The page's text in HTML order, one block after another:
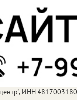
ИНН 4817003180